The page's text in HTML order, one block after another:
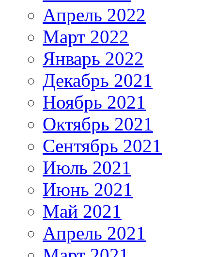
Апрель 2022
Март 2022
Январь 2022
Декабрь 2021
Ноябрь 2021
Октябрь 2021
Сентябрь 2021
Июль 2021
Июнь 2021
Май 2021
Апрель 2021